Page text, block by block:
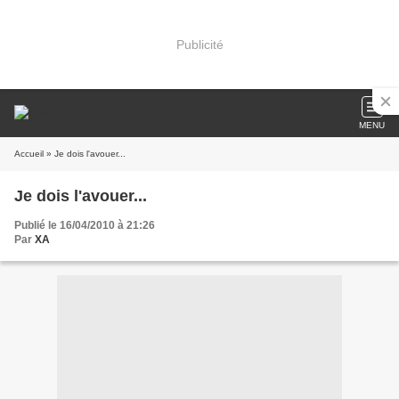
Publicité
MENU
Accueil » Je dois l'avouer...
Je dois l'avouer...
Publié le 16/04/2010 à 21:26
Par XA